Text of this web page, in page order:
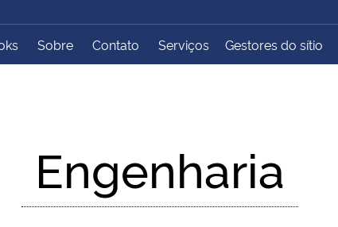
Ministério do
Controladoria-Geral da
Sobre Contato Serviços Gestores do sítio
Engenharia